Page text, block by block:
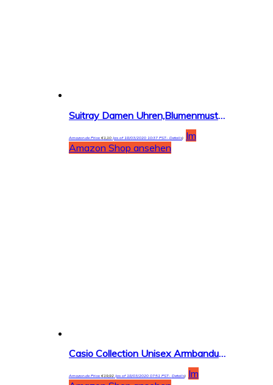
Suitray Damen Uhren,Blumenmuster Frauen Armbanduhr Analoge Quarzuhr Freizeit Uhr Geschenk,Runde Zifferblattgehäuse Lederband Uhren
Amazon.de Price:€1,10(as of 18/03/2020 10:37 PST- Details)
Im
Amazon Shop ansehen
Casio Collection Unisex Armbanduhr W-216H
Amazon.de Price:€19,92(as of 18/03/2020 07:51 PST- Details)
Im